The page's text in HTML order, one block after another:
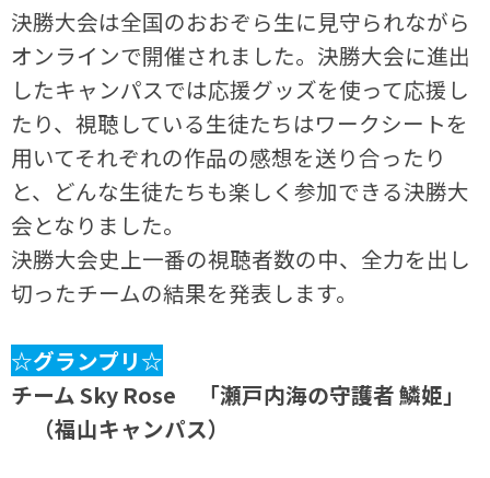
決勝大会は全国のおおぞら生に見守られながら
オンラインで開催されました。決勝大会に進出
したキャンパスでは応援グッズを使って応援し
たり、視聴している生徒たちはワークシートを
用いてそれぞれの作品の感想を送り合ったり
と、どんな生徒たちも楽しく参加できる決勝大
会となりました。
決勝大会史上一番の視聴者数の中、全力を出し
切ったチームの結果を発表します。
☆グランプリ☆
チーム Sky Rose 「瀬戸内海の守護者 鱗姫」
（福山キャンパス）